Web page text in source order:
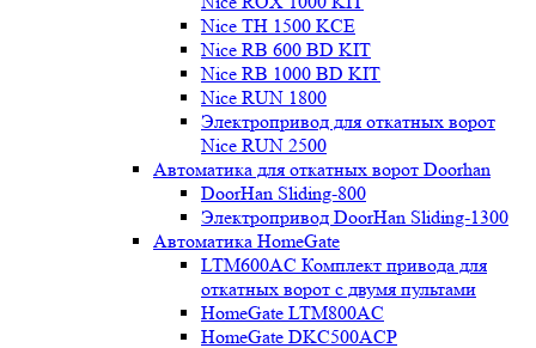
Nice TH 1500 KCE
Nice RB 600 BD KIT
Nice RB 1000 BD KIT
Nice RUN 1800
Электропривод для откатных ворот
Nice RUN 2500
Автоматика для откатных ворот Doorhan
DoorHan Sliding-800
Электропривод DoorHan Sliding-1300
Автоматика HomeGate
LTM600AC Комплект привода для
откатных ворот с двумя пультами
HomeGate LTM800AC
HomeGate DKC500ACP